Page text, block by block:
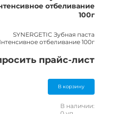
отбеливание
100г
SYNERGETIC Зубная паста
отбеливание 100г
прайс-лист
В корзину
В наличии: